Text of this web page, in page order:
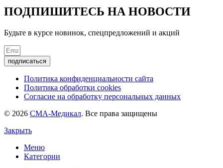
ПОДПИШИТЕСЬ НА НОВОСТИ
Будьте в курсе новинок, спецпредложений и акций
подписаться
Политика конфиденциальности сайта
Политика обработки cookies
Согласие на обработку персональных данных
© 2026 СМА-Медикал. Все права защищены
Закрыть
Меню
Категории